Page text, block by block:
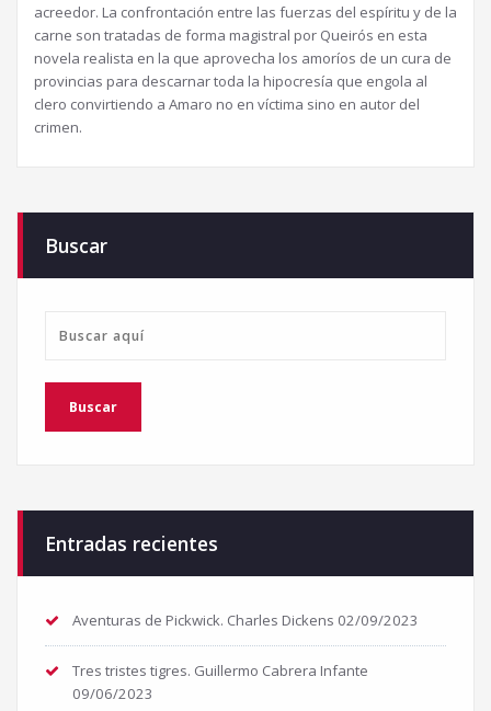
acreedor. La confrontación entre las fuerzas del espíritu y de la
carne son tratadas de forma magistral por Queirós en esta
novela realista en la que aprovecha los amoríos de un cura de
provincias para descarnar toda la hipocresía que engola al
clero convirtiendo a Amaro no en víctima sino en autor del
crimen.
Buscar
Entradas recientes
Aventuras de Pickwick. Charles Dickens 02/09/2023
Tres tristes tigres. Guillermo Cabrera Infante
09/06/2023